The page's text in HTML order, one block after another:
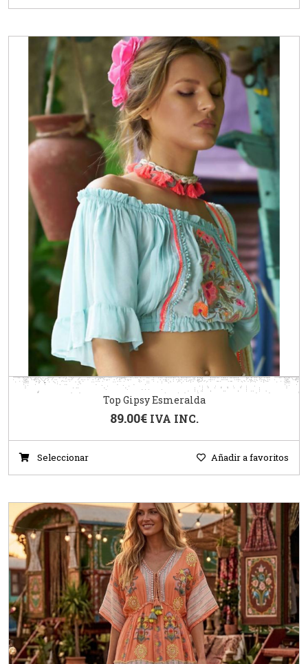
Top Gipsy Esmeralda
89.00€ IVA INC.
Seleccionar Añadir a favoritos